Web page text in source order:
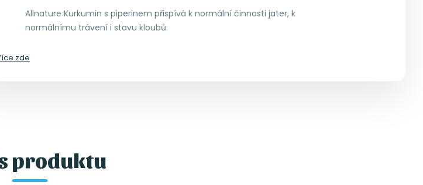
Allnature Kurkumin s piperinem přispívá k normální činnosti jater, k
normálnímu trávení i stavu kloubů.
zde
produktu